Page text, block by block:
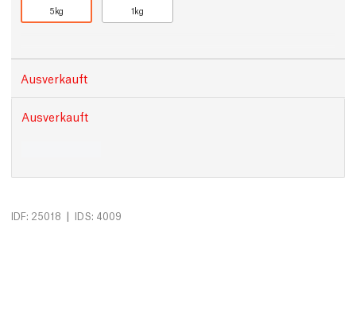
5kg 1kg
Ausverkauft
Ausverkauft
IDF: 25018 | IDS: 4009